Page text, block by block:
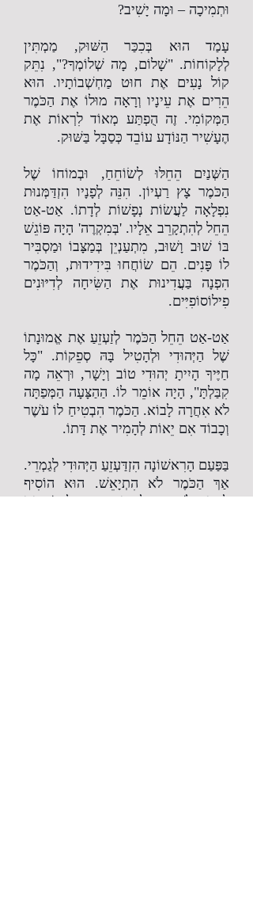
וּתְמִיכָה – וּמָה יָשִׁיב?
עָמַד הוּא בְּכִכַּר הַשּׁוּק, מַמְתִּין
לְלָקוֹחוֹת. "שָׁלוֹם, מָה שְׁלוֹמְךָ?", נִתֵּק
קוֹל נָעִים אֶת חוּט מַחְשְׁבוֹתָיו. הוּא
הֵרִים אֶת עֵינָיו וְרָאָה מוּלוֹ אֶת הַכֹּמֶר
הַמְּקוֹמִי. זֶה הֻפְתַּע מְאוֹד לִרְאוֹת אֶת
הֶעָשִׁיר הַנּוֹדָע עוֹבֵד כְּסַבָּל בַּשּׁוּק.
הַשְּׁנַיִם הֵחֵלּוּ לְשׂוֹחֵחַ, וּבְמוֹחוֹ שֶׁל
הַכֹּמֶר צָץ רַעְיוֹן. הִנֵּה לְפָנָיו הִזְדַּמְּנוּת
נִפְלָאָה לַעֲשׂוֹת נְפָשׁוֹת לְדָתוֹ. אַט-אַט
הֵחֵל לְהִתְקָרֵב אֵלָיו. 'בְּמִקְרֶה' הָיָה פּוֹגֵשׁ
בּוֹ שׁוּב וָשׁוּב, מִתְעַנְיֵן בְּמַצָּבוֹ וּמַסְבִּיר
לוֹ פָּנִים. הֵם שׂוֹחֲחוּ בִּידִידוּת, וְהַכֹּמֶר
הִפְנָה בַּעֲדִינוּת אֶת הַשִּׂיחָה לְדִיּוּנִים
פִילוֹסוֹפִיִּים.
אַט-אַט הֵחֵל הַכֹּמֶר לְזַעְזֵעַ אֶת אֱמוּנָתוֹ
שֶׁל הַיְּהוּדִי וּלְהָטִיל בָּהּ סְפֵקוֹת. "כָּל
חַיֶּיךָ הָיִיתָ יְהוּדִי טוֹב וְיָשָׁר, וּרְאֵה מָה
קִבַּלְתָּ", הָיָה אוֹמֵר לוֹ. הַהַצָּעָה הַמְּפַתָּה
לֹא אִחֲרָה לָבוֹא. הַכֹּמֶר הִבְטִיחַ לוֹ עֹשֶׁר
וְכָבוֹד אִם יֵאוֹת לְהָמִיר אֶת דָּתוֹ.
בַּפַּעַם הָרִאשׁוֹנָה הִזְדַּעְזֵעַ הַיְּהוּדִי לְגַמְרֵי.
אַךְ הַכֹּמֶר לֹא הִתְיָאֵשׁ. הוּא הוֹסִיף
לְנַסּוֹת לְשַׁכְנֵעַ וּלְפַתּוֹת. אֶת כָּל כִּשְׁרוֹנוֹ